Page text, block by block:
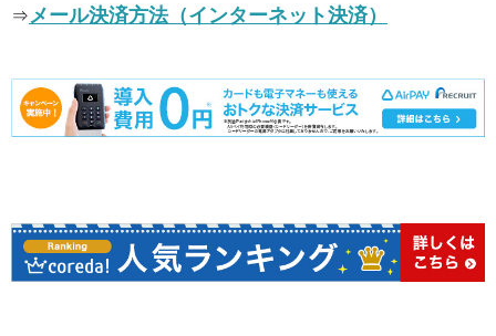
⇒ メール決済方法（インターネット決済）